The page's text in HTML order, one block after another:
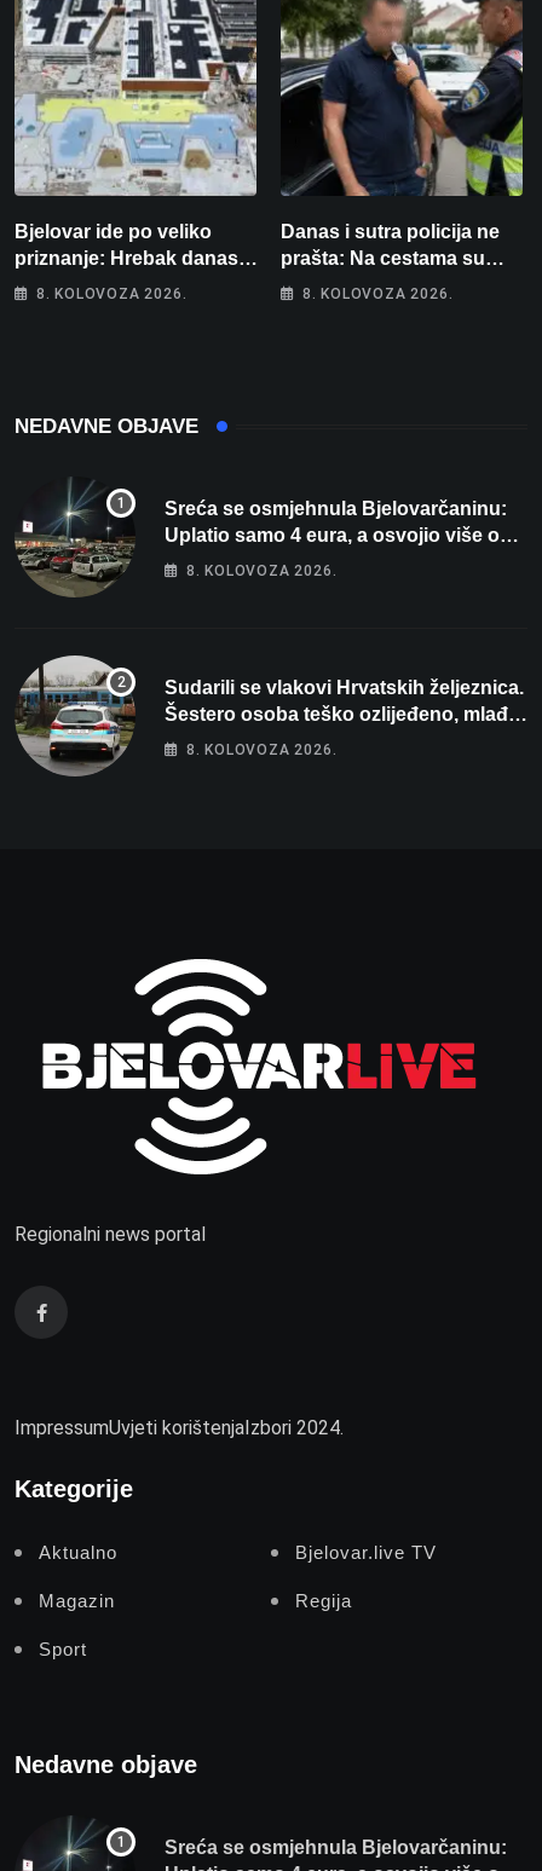
Bjelovar ide po veliko
priznanje: Hrebak danas u
Parizu predstavlja
8. KOLOVOZA 2026.
Danas i sutra policija ne
prašta: Na cestama su
posebno na meti ovi
8. KOLOVOZA 2026.
NEDAVNE OBJAVE
Sreća se osmjehnula Bjelovarčaninu:
Uplatio samo 4 eura, a osvojio više od
80 tisuća eura
8. KOLOVOZA 2026.
Sudarili se vlakovi Hrvatskih željeznica.
Šestero osoba teško ozlijeđeno, mlađa
žena na intenzivnoj
8. KOLOVOZA 2026.
Regionalni news portal
ImpressumUvjeti korištenjaIzbori 2024.
Kategorije
Aktualno Bjelovar.live TV
Magazin Regija
Sport
Nedavne objave
Sreća se osmjehnula Bjelovarčaninu: